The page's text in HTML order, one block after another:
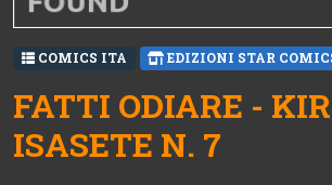
COMICS ITA EDIZIONI STAR
FATTI ODIARE -
ISASETE N. 7